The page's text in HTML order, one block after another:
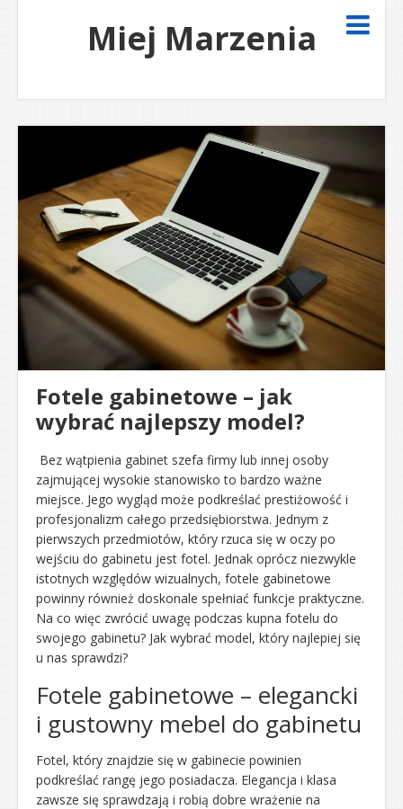
Miej Marzenia
Fotele gabinetowe – jak
wybrać najlepszy model?
Bez wątpienia gabinet szefa firmy lub innej osoby
zajmującej wysokie stanowisko to bardzo ważne
miejsce. Jego wygląd może podkreślać prestiżowość i
profesjonalizm całego przedsiębiorstwa. Jednym z
pierwszych przedmiotów, który rzuca się w oczy po
wejściu do gabinetu jest fotel. Jednak oprócz niezwykle
istotnych względów wizualnych, fotele gabinetowe
powinny również doskonale spełniać funkcje praktyczne.
Na co więc zwrócić uwagę podczas kupna fotelu do
swojego gabinetu? Jak wybrać model, który najlepiej się
u nas sprawdzi?
Fotele gabinetowe – elegancki
i gustowny mebel do gabinetu
Fotel, który znajdzie się w gabinecie powinien
podkreślać rangę jego posiadacza. Elegancja i klasa
zawsze się sprawdzają i robią dobre wrażenie na